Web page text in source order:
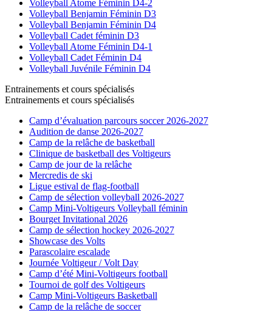
Volleyball Atome Féminin D4-2
Volleyball Benjamin Féminin D3
Volleyball Benjamin Féminin D4
Volleyball Cadet féminin D3
Volleyball Atome Féminin D4-1
Volleyball Cadet Féminin D4
Volleyball Juvénile Féminin D4
Entrainements et cours spécialisés
Entrainements et cours spécialisés
Camp d’évaluation parcours soccer 2026-2027
Audition de danse 2026-2027
Camp de la relâche de basketball
Clinique de basketball des Voltigeurs
Camp de jour de la relâche
Mercredis de ski
Ligue estival de flag-football
Camp de sélection volleyball 2026-2027
Camp Mini-Voltigeurs Volleyball féminin
Bourget Invitational 2026
Camp de sélection hockey 2026-2027
Showcase des Volts
Parascolaire escalade
Journée Voltigeur / Volt Day
Camp d’été Mini-Voltigeurs football
Tournoi de golf des Voltigeurs
Camp Mini-Voltigeurs Basketball
Camp de la relâche de soccer